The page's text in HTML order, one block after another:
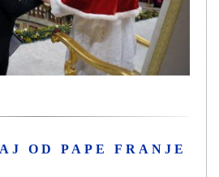
OD PAPE FRANJE